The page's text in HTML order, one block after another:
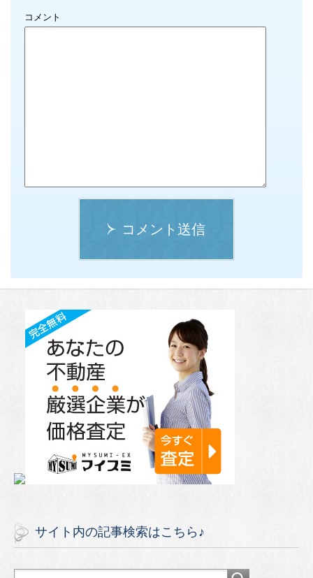
コメント
コメント送信
サイト内の記事検索はこちら♪